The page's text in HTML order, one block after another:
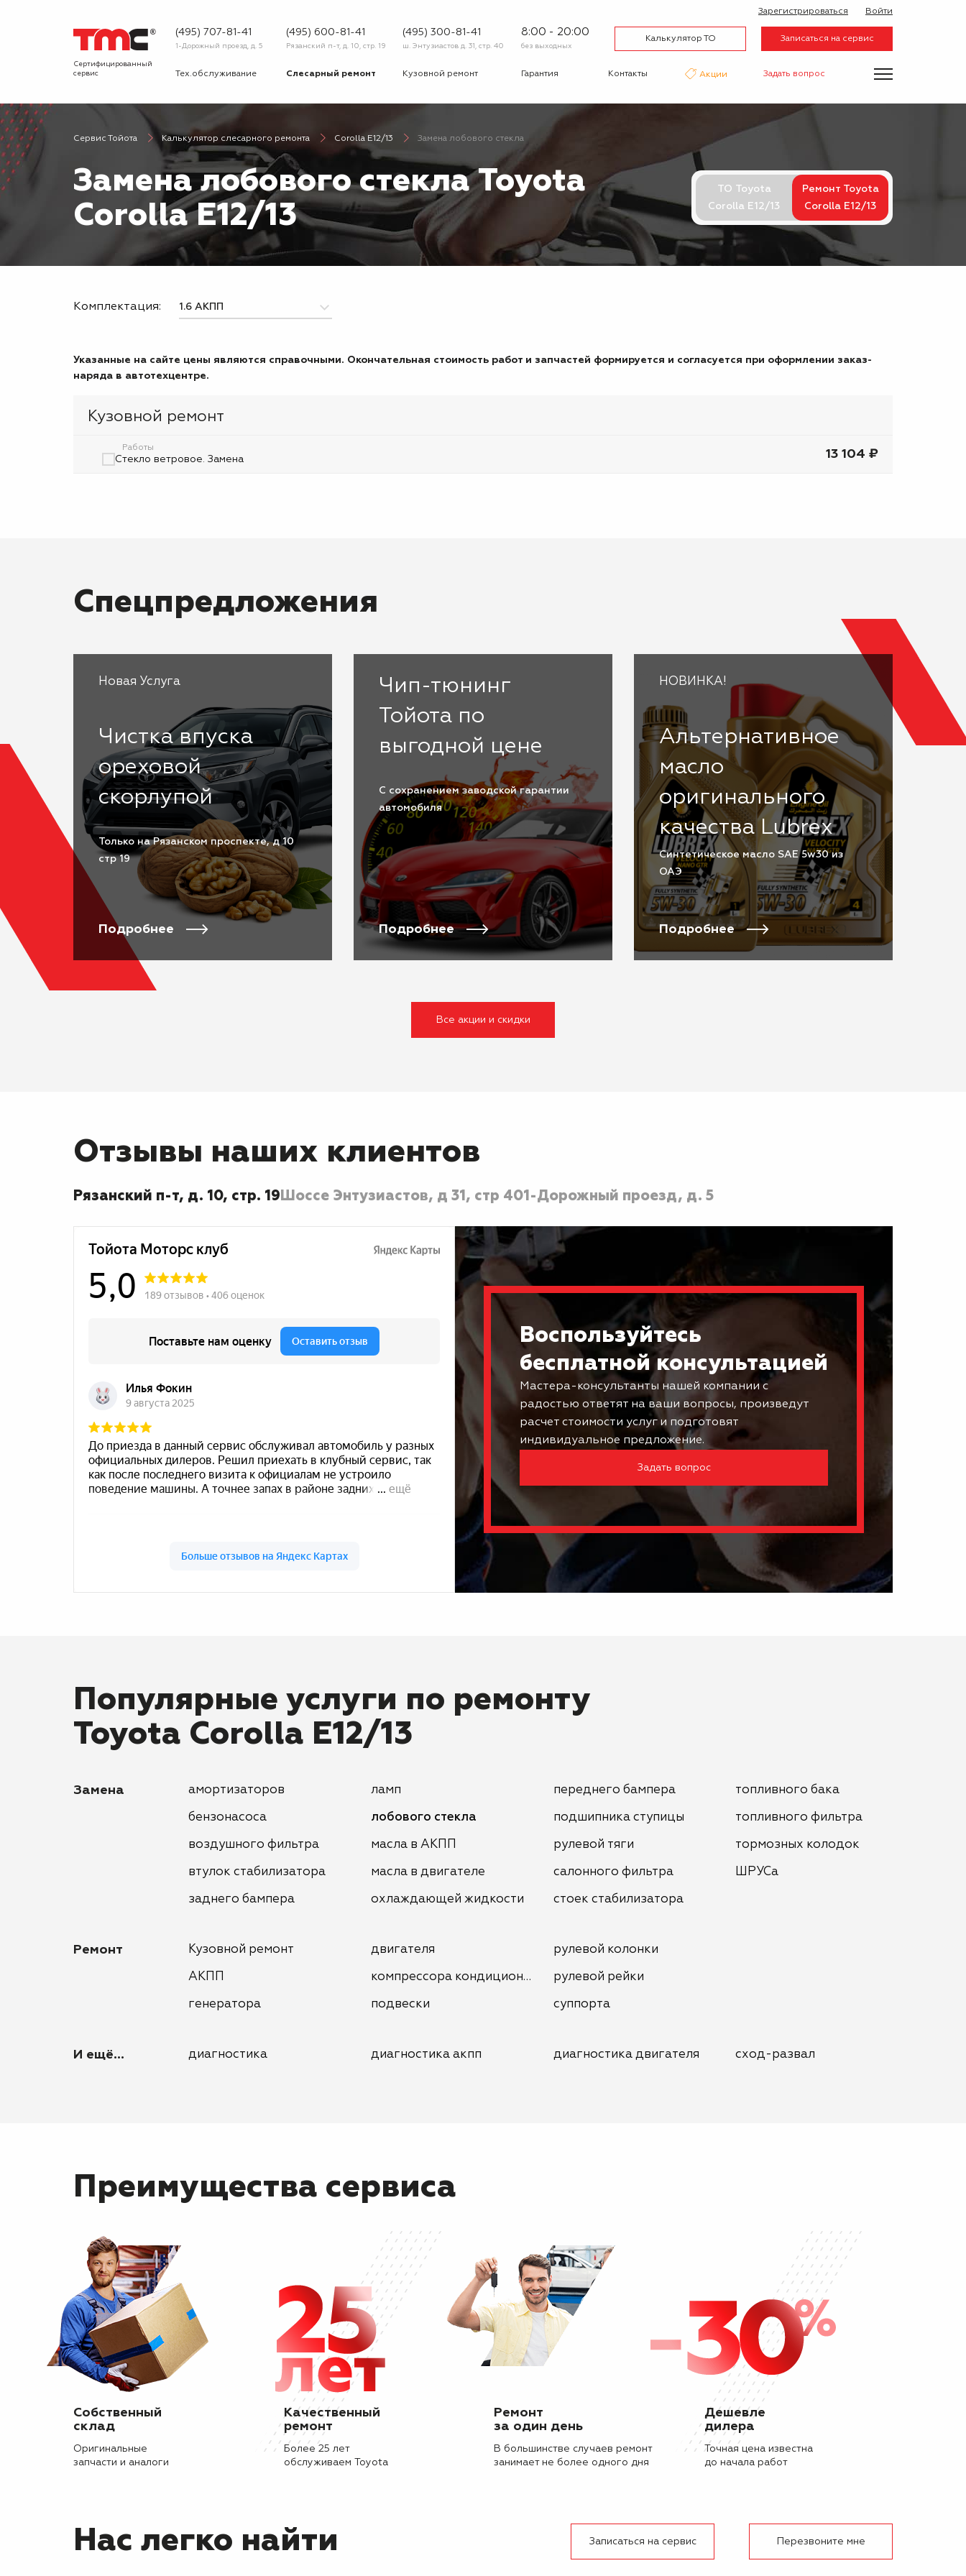
Сертифицированный
сервис
(495) 707-81-41
1-Дорожный проезд, д. 5
(495) 600-81-41
Рязанский п-т, д. 10, стр. 19
(495) 300-81-41
ш. Энтузиастов д. 31, стр. 40
8:00 - 20:00
без выходных
Калькулятор ТО Записаться на сервис
Зарегистрироваться Войти
Тех.обслуживание Слесарный ремонт Кузовной ремонт Гарантия Контакты Акции Задать вопрос
О сервисе Вопрос-ответ
клиентам
Новости Галерея Вакансии Отзывы
Сервис Тойота Калькулятор слесарного ремонта Corolla E12/13 Замена лобового стекла
Замена лобового стекла Toyota
Corolla E12/13
ТО Toyota
Corolla E12/13
Ремонт Toyota
Corolla E12/13
Комплектация:
Указанные на сайте цены являются справочными. Окончательная стоимость работ и запчастей формируется и согласуется при оформлении заказ-
наряда в автотехцентре.
Кузовной ремонт
Работы
Стекло ветровое. Замена 13 104 ₽
Спецпредложения
Новая Услуга
Чистка впуска
ореховой
скорлупой
Только на Рязанском проспекте, д 10
стр 19
Подробнее
Чип-тюнинг
Тойота по
выгодной цене
С сохранением заводской гарантии
автомобиля
Подробнее
НОВИНКА!
Альтернативное
масло
оригинального
качества Lubrex
Cинтетическое масло SAE 5w30 из
ОАЭ
Подробнее
Все акции и скидки
Отзывы наших клиентов
Рязанский п-т, д. 10, стр. 19 Шоссе Энтузиастов, д 31, стр 401-Дорожный проезд, д. 5
Воспользуйтесь
бесплатной консультацией
Мастера-консультанты нашей компании с
радостью ответят на ваши вопросы, произведут
расчет стоимости услуг и подготовят
индивидуальное предложение.
Задать вопрос
Популярные услуги по ремонту
Toyota Corolla E12/13
Замена амортизаторов
бензонасоса
воздушного фильтра
втулок стабилизатора
заднего бампера
ламп
лобового стекла
масла в АКПП
масла в двигателе
охлаждающей жидкости
переднего бампера
подшипника ступицы
рулевой тяги
салонного фильтра
стоек стабилизатора
топливного бака
топливного фильтра
тормозных колодок
ШРУСа
Ремонт Кузовной ремонт
АКПП
генератора
двигателя
компрессора кондиционера
подвески
рулевой колонки
рулевой рейки
суппорта
И ещё... диагностика диагностика акпп диагностика двигателя сход-развал
Преимущества сервиса
Собственный
склад
Оригинальные
запчасти и аналоги
Качественный
ремонт
Более 25 лет
обслуживаем Toyota
Ремонт
за один день
В большинстве случаев ремонт
занимает не более одного дня
Дешевле
дилера
Точная цена известна
до начала работ
Нас легко найти Записаться на сервис Перезвоните мне